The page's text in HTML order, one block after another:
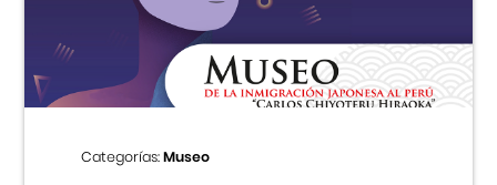
Centro Cultural Peruano Japonés
Cursos
Museo de la Inmigración Japonesa
Categorías:Museo